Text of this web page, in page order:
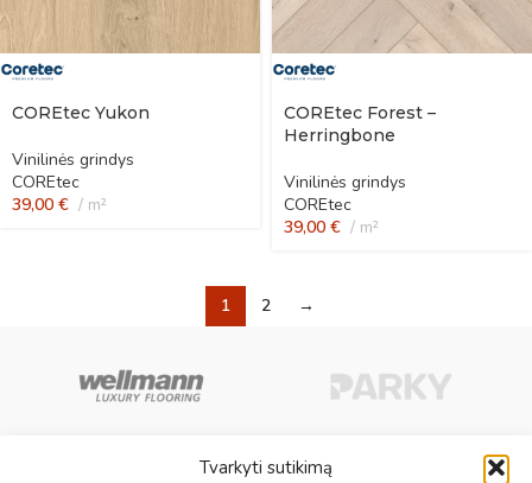
Tvarkyti sutikimą
COREtec Yukon
Vinilinės grindys
COREtec
39,00 € m²
COREtec Forest –
Herringbone
Vinilinės grindys
COREtec
39,00 € m²
1 2 →